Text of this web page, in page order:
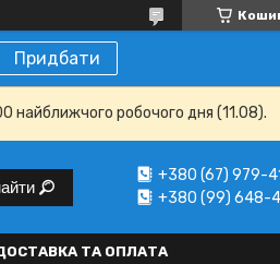
Придбати
найближчого робочого дня (11.08).
+380 (67) 979-
+380 (99) 648-
ТА ОПЛАТА